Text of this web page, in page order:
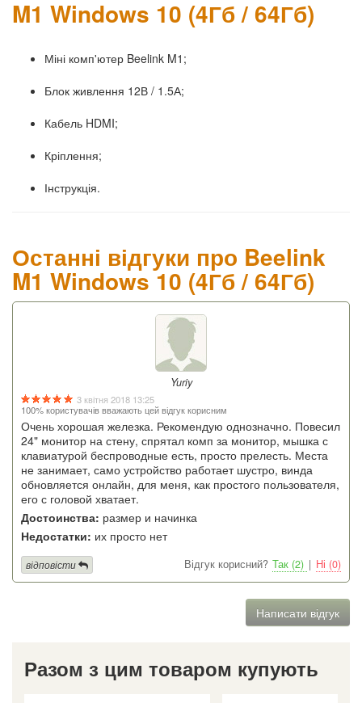
M1 Windows 10 (4Гб / 64Гб)
Міні комп'ютер Beelink M1;
Блок живлення 12В / 1.5А;
Кабель HDMI;
Кріплення;
Інструкція.
Останні відгуки про Beelink
M1 Windows 10 (4Гб / 64Гб)
Yuriy
3 квітня 2018 13:25
100% користувачів вважають цей відгук корисним
Очень хорошая железка. Рекомендую однозначно. Повесил
24" монитор на стену, спрятал комп за монитор, мышка с
клавиатурой беспроводные есть, просто прелесть. Места
не занимает, само устройство работает шустро, винда
обновляется онлайн, для меня, как простого пользователя,
его с головой хватает.
Достоинства: размер и начинка
Недостатки: их просто нет
Відгук корисний? Так (2) | Ні (0)
відповісти
Написати відгук
Разом з цим товаром купують